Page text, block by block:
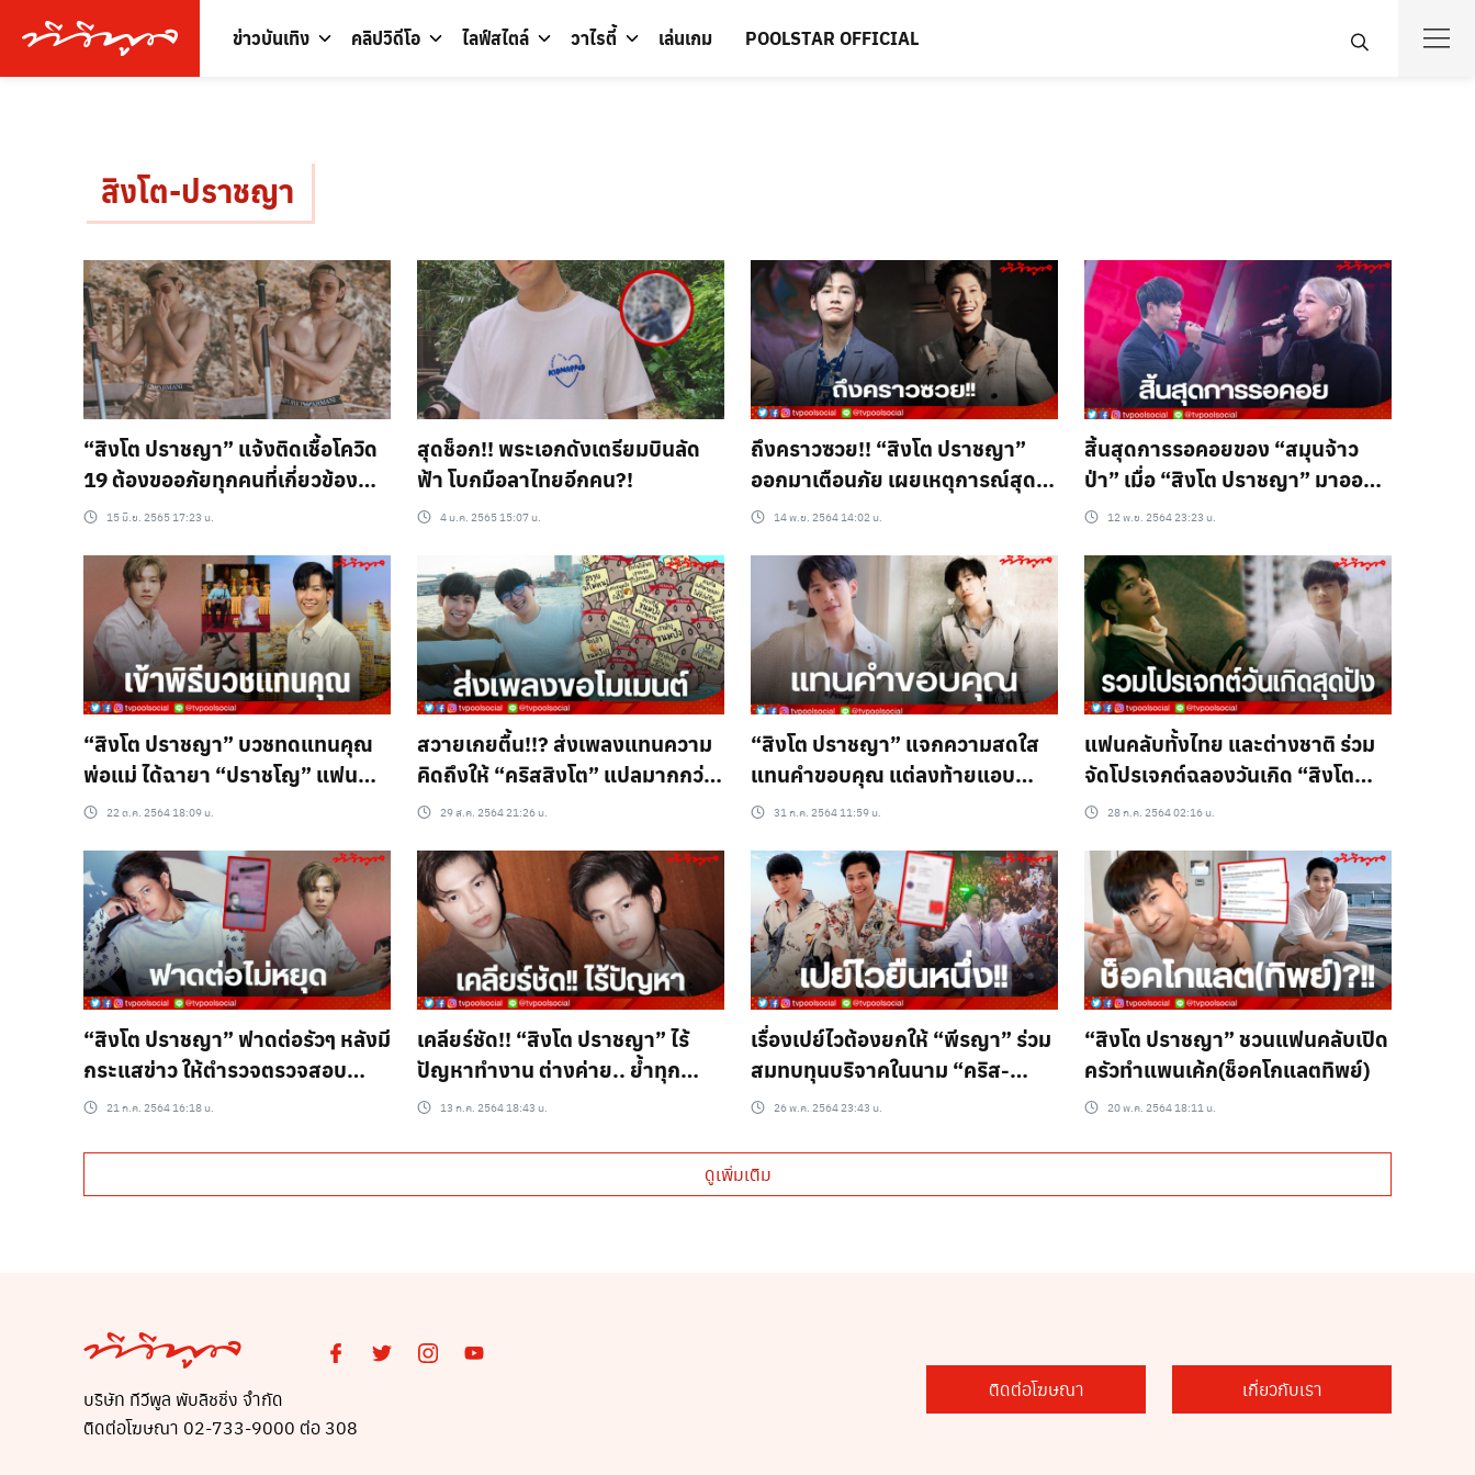
ข่าวบันเทิง คลิปวิดีโอ ไลฟ์สไตล์ วาไรตี้ เล่นเกม POOLSTAR OFFICIAL
สิงโต-ปราชญา
“สิงโต ปราชญา” แจ้งติดเชื้อโควิด
19 ต้องขออภัยทุกคนที่เกี่ยวข้อง
หลังตรวจ ATK 4 รอบไม่พบเชื้อ
15 มิ.ย. 2565 17:23 น.
สุดช็อก!! พระเอกดังเตรียมบินลัด
ฟ้า โบกมือลาไทยอีกคน?!
4 ม.ค. 2565 15:07 น.
ถึงคราวซวย!! “สิงโต ปราชญา”
ออกมาเตือนภัย เผยเหตุการณ์สุด
งง อยู่ๆเงินหายจากบัญชี พร้อมแนะ
14 พ.ย. 2564 14:02 น.
สิ้นสุดการรอคอยของ “สมุนจ้าว
ป่า” เมื่อ “สิงโต ปราชญา” มาออก
รายการนี้ แฟนคลับฟันธง ตั้งแต่
12 พ.ย. 2564 23:23 น.
“สิงโต ปราชญา” บวชทดแทนคุณ
พ่อแม่ ได้ฉายา “ปราชโญ” แฟน
คลับ และเพื่อนในวงการร่วม
22 ต.ค. 2564 18:09 น.
สวายเกยตื้น!!? ส่งเพลงแทนความ
คิดถึงให้ “คริสสิงโต” แปลมากกว่า
10 ภาษา
29 ส.ค. 2564 21:26 น.
“สิงโต ปราชญา” แจกความสดใส
แทนคำขอบคุณ แต่ลงท้ายแอบ
หยอกแฟนคลับเบาๆ
31 ก.ค. 2564 11:59 น.
แฟนคลับทั้งไทย และต่างชาติ ร่วม
จัดโปรเจกต์ฉลองวันเกิด “สิงโต
ปราชญา” มากกว่า 30 โปรเจกต์
28 ก.ค. 2564 02:16 น.
“สิงโต ปราชญา” ฟาดต่อรัวๆ หลังมี
กระแสข่าว ให้ตำรวจตรวจสอบ
พฤติกรรมศิลปินดารา
21 ก.ค. 2564 16:18 น.
เคลียร์ชัด!! “สิงโต ปราชญา” ไร้
ปัญหาทำงาน ต่างค่าย.. ย้ำทุก
อย่างแฮปปี้
13 ก.ค. 2564 18:43 น.
เรื่องเปย์ไวต้องยกให้ “พีรญา” ร่วม
สมทบทุนบริจาคในนาม “คริส-
สิงโต”
26 พ.ค. 2564 23:43 น.
“สิงโต ปราชญา” ชวนแฟนคลับเปิด
ครัวทำแพนเค้ก(ช็อคโกแลตทิพย์)
20 พ.ค. 2564 18:11 น.
ดูเพิ่มเติม
บริษัท ทีวีพูล พับลิชชิ่ง จำกัด
ติดต่อโฆษณา 02-733-9000 ต่อ 308
ติดต่อโฆษณา เกี่ยวกับเรา